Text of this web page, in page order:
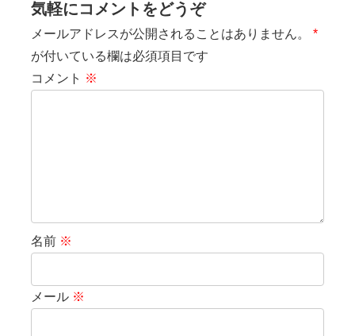
気軽にコメントをどうぞ
メールアドレスが公開されることはありません。
*
が付いている欄は必須項目です
コメント ※
名前 ※
メール ※